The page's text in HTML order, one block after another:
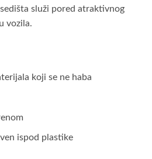
služi pored atraktivnog
vozila.
koji se ne haba
ispod plastike